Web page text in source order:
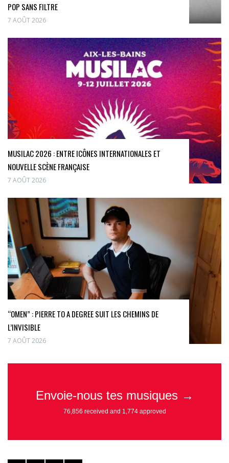
POP SANS FILTRE
7 AOÛT 2026
MUSILAC 2026 : ENTRE ICÔNES INTERNATIONALES ET
NOUVELLE SCÈNE FRANÇAISE
7 AOÛT 2026
“OMEN” : PIERRE TO A DEGREE SUIT LES CHEMINS DE
L’INVISIBLE
7 AOÛT 2026